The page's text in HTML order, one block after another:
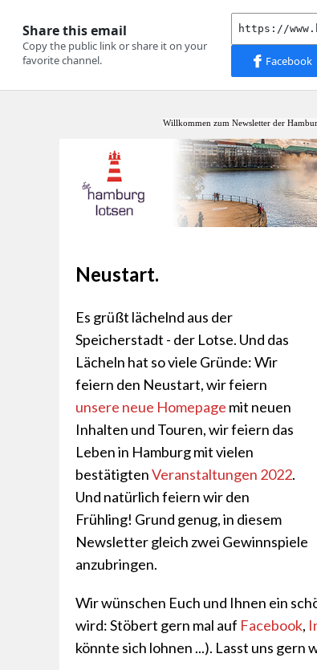
Willkommen zum Newsletter der
Neustart.
Es grüßt lächelnd aus der
Speicherstadt - der Lotse. Und das
Lächeln hat so viele Gründe: Wir
feiern den Neustart, wir feiern
unsere neue Homepage mit neuen
Inhalten und Touren, wir feiern das
Leben in Hamburg mit vielen
bestätigtenVeranstaltungen 2022.
Und natürlich feiern wir den
Frühling! Grund genug, in diesem
Newsletter gleich zwei Gewinnspiele
anzubringen.
Wir wünschen Euch und Ihnen ein
wird: Stöbert gern mal auf Facebook,
könnte sich lohnen ...). Lasst uns gern